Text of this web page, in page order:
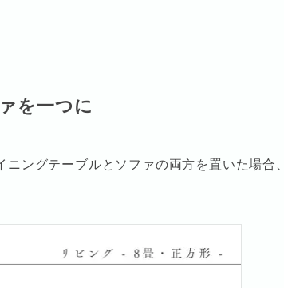
を一つに
ングテーブルとソファの両方を置いた場合、